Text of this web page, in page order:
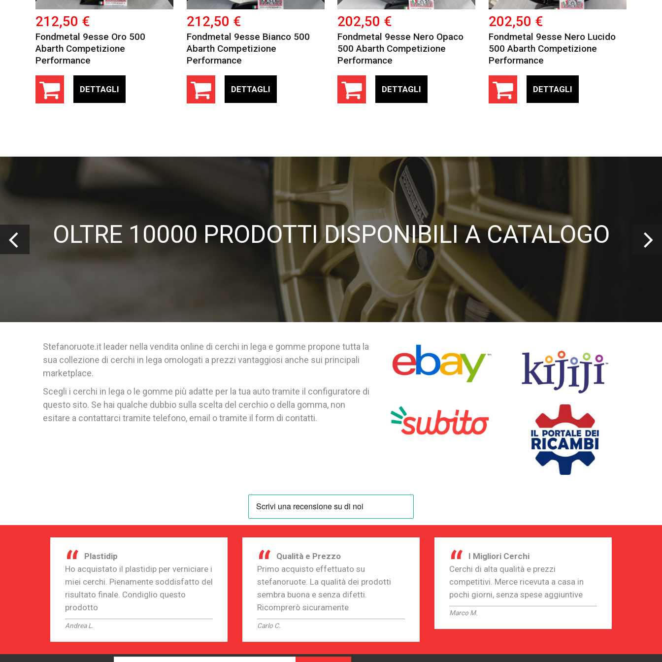
212,50 €
Fondmetal 9esse Oro 500
Abarth Competizione
Performance
DETTAGLI
212,50 €
Fondmetal 9esse Bianco 500
Abarth Competizione
Performance
DETTAGLI
202,50 €
Fondmetal 9esse Nero Opaco
500 Abarth Competizione
Performance
DETTAGLI
202,50 €
Fondmetal 9esse Nero Lucido
500 Abarth Competizione
Performance
DETTAGLI
OLTRE 10000 PRODOTTI DISPONIBILI A CATALOGO
Stefanoruote.it leader nella vendita online di cerchi in lega e gomme propone tutta la
sua collezione di cerchi in lega omologati a prezzi vantaggiosi anche sui principali
marketplace.
Scegli i cerchi in lega o le gomme più adatte per la tua auto tramite il configuratore di
questo sito. Se hai qualche dubbio sulla scelta del cerchio o della gomma, non
esitare a contattarci tramite telefono, email o tramite il form di contatti.
“ Plastidip
Ho acquistato il plastidip per verniciare i
miei cerchi. Pienamente soddisfatto del
risultato finale. Condiglio questo
prodotto
Andrea L.
“ Qualità e Prezzo
Primo acquisto effettuato su
stefanoruote. La qualità dei prodotti
sembra buona e senza difetti.
Ricomprerò sicuramente
Carlo C.
“ I Migliori Cerchi
Cerchi di alta qualità e prezzi
competitivi. Merce ricevuta a casa in
pochi giorni, senza spese aggiuntive
Marco M.